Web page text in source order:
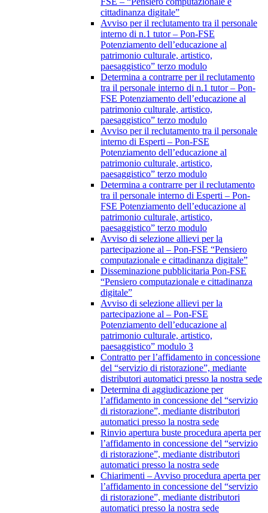
cittadinanza digitale”
Avviso per il reclutamento tra il personale
interno di n.1 tutor – Pon-FSE
Potenziamento dell’educazione al
patrimonio culturale, artistico,
paesaggistico” terzo modulo
Determina a contrarre per il reclutamento
tra il personale interno di n.1 tutor – Pon-
FSE Potenziamento dell’educazione al
patrimonio culturale, artistico,
paesaggistico” terzo modulo
Avviso per il reclutamento tra il personale
interno di Esperti – Pon-FSE
Potenziamento dell’educazione al
patrimonio culturale, artistico,
paesaggistico” terzo modulo
Determina a contrarre per il reclutamento
tra il personale interno di Esperti – Pon-
FSE Potenziamento dell’educazione al
patrimonio culturale, artistico,
paesaggistico” terzo modulo
Avviso di selezione allievi per la
partecipazione al – Pon-FSE “Pensiero
computazionale e cittadinanza digitale”
Disseminazione pubblicitaria Pon-FSE
“Pensiero computazionale e cittadinanza
digitale”
Avviso di selezione allievi per la
partecipazione al – Pon-FSE
Potenziamento dell’educazione al
patrimonio culturale, artistico,
paesaggistico” modulo 3
Contratto per l’affidamento in concessione
del “servizio di ristorazione”, mediante
distributori automatici presso la nostra sede
Determina di aggiudicazione per
l’affidamento in concessione del “servizio
di ristorazione”, mediante distributori
automatici presso la nostra sede
Rinvio apertura buste procedura aperta per
l’affidamento in concessione del “servizio
di ristorazione”, mediante distributori
automatici presso la nostra sede
Chiarimenti – Avviso procedura aperta per
l’affidamento in concessione del “servizio
di ristorazione”, mediante distributori
automatici presso la nostra sede